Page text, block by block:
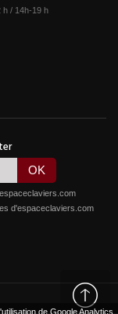
h / 14h-19 h
d'espaceclaviers.com
de Google Analytics